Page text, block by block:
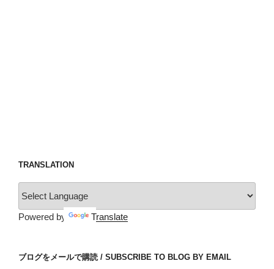
TRANSLATION
Powered by Translate
ブログをメールで購読 / SUBSCRIBE TO BLOG BY EMAIL